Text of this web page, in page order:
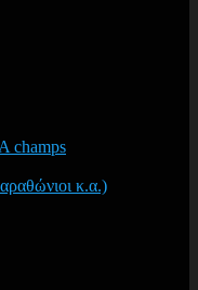
champs
κ.α.)